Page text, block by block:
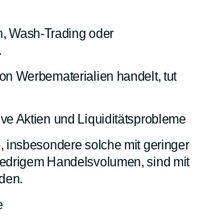
Wash-Trading oder
Werbematerialien handelt, tut
Aktien und Liquiditätsprobleme
insbesondere solche mit geringer
Handelsvolumen, sind mit